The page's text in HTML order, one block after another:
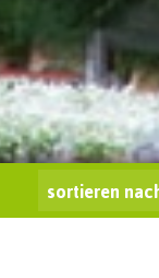
sortieren